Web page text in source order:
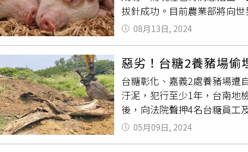
顧民生！肉品市場總經理江
桶內，化製車每天會前往清
在補照中。蔡蕥鍹認為，肉
科身為肉品公司董事長，應
埋場等自燃事件。
拔針成功。目前農業部將向
口蹄疫、無傳統豬瘟、無非
為WOAH表列應通報疾病，
標，農業部規劃三階段完成
2023年至2024年6月，持續
WOAH提出「豬瘟非疫國」
豬試驗、屠宰場淘汰種豬、化
研判國內豬瘟發生及傳播之
期方式實施，首先於2023
08月13日, 2024
惡劣！台糖2養豬場
台糖彰化、嘉義2處養豬場遭
汙泥，犯行至少1年，台南地
後，向法院聲押4名台糖員工
訊後請回。環境管理署日前
報資料，發現有廢汙泥申報
05月09日, 2024